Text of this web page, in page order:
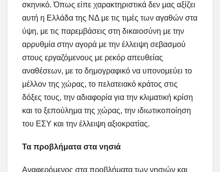
σκηνικό. Όπως είπε χαρακτηριστικά δεν μας αξίζει
αυτή η Ελλάδα της ΝΔ με τις τιμές των αγαθών στα
ύψη, με τις παρεμβάσεις στη δικαιοσύνη με την
αρρυθμία στην αγορά με την έλλειψη σεβασμού
στους εργαζόμενους με ρεκόρ απευθείας
αναθέσεων, με το δημογραφικό να υπονομεύει το
μέλλον της χώρας, το πελατειακό κράτος στις
δόξες τους, την αδιαφορία για την κλιματική κρίση
και το ξεπούλημα της χώρας, την ιδιωτικοποίηση
του ΕΣΥ και την έλλειψη αξιοκρατίας.
Τα προβλήματα στα νησιά
Αναφερόμενος στα προβλήματα των νησιών και